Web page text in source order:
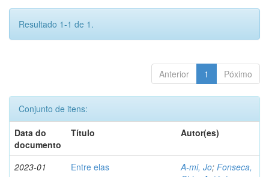
Resultado 1-1 de 1.
Anterior 1 Póximo
Conjunto de itens:
Data do
documento
Título Autor(es)
2023-01 Entre elas A-mi, Jo; Fonseca,